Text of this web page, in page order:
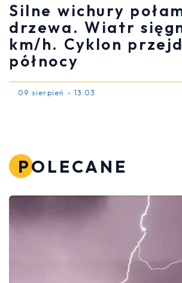
Silne wichury
drzewa. Wiatr
km/h. Cyklon
północy
09 sierpień - 13:03
POLECANE